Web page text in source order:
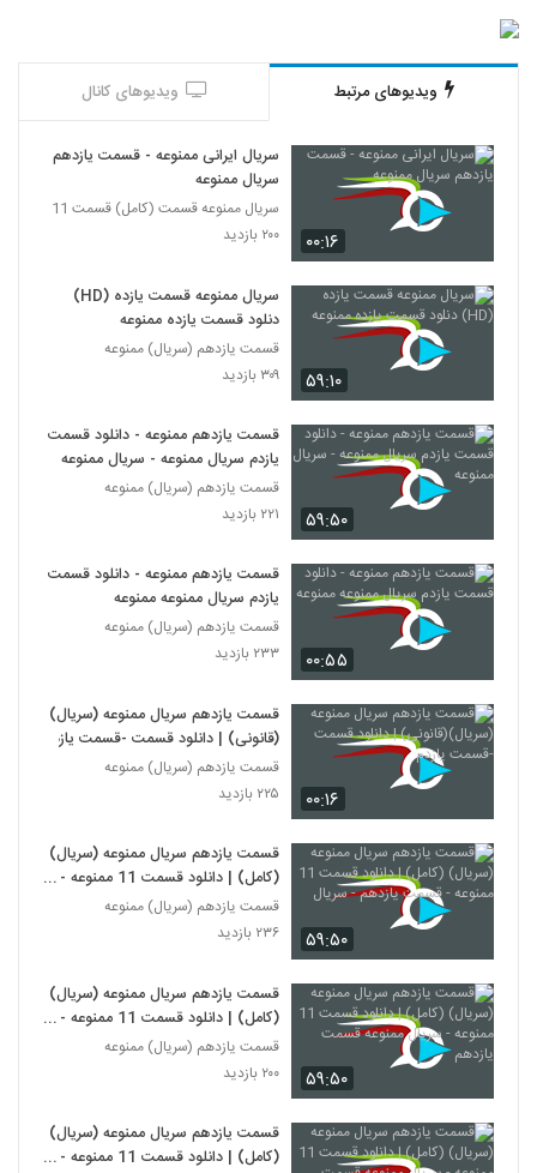
ویدیوهای مرتبط ویدیوهای کانال
۰۰:۱۶
سریال ایرانی ممنوعه - قسمت یازدهم
سریال ممنوعه
سریال ممنوعه قسمت (کامل) قسمت 11
۲۰۰ بازدید
۵۹:۱۰
سریال ممنوعه قسمت یازده (HD)
دنلود قسمت یازده ممنوعه
قسمت یازدهم (سریال) ممنوعه
۳۰۹ بازدید
۵۹:۵۰
قسمت یازدهم ممنوعه - دانلود قسمت
یازدم سریال ممنوعه - سریال ممنوعه
قسمت یازدهم (سریال) ممنوعه
۲۲۱ بازدید
۰۰:۵۵
قسمت یازدهم ممنوعه - دانلود قسمت
یازدم سریال ممنوعه ممنوعه
قسمت یازدهم (سریال) ممنوعه
۲۳۳ بازدید
۰۰:۱۶
قسمت یازدهم سریال ممنوعه (سریال)
(قانونی) | دانلود قسمت -قسمت یازدم
قسمت یازدهم (سریال) ممنوعه
۲۲۵ بازدید
۵۹:۵۰
قسمت یازدهم سریال ممنوعه (سریال)
(کامل) | دانلود قسمت 11 ممنوعه -
قسمت یازدهم - سریال
قسمت یازدهم (سریال) ممنوعه
۲۳۶ بازدید
۵۹:۵۰
قسمت یازدهم سریال ممنوعه (سریال)
(کامل) | دانلود قسمت 11 ممنوعه -
سریال ممنوعه قسمت یازدهم
قسمت یازدهم (سریال) ممنوعه
۲۰۰ بازدید
قسمت یازدهم سریال ممنوعه (سریال)
(کامل) | دانلود قسمت 11 ممنوعه -